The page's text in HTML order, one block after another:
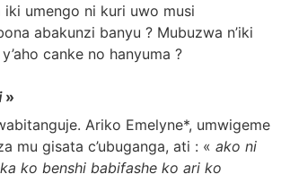
iki umengo ni kuri uwo musi
abakunzi banyu ? Mubuzwa n’iki
canke no hanyuma ?
»
Ariko Emelyne*, umwigeme
mu gisata c’ubuganga, ati : « ako ni
ko benshi babifashe ko ari ko